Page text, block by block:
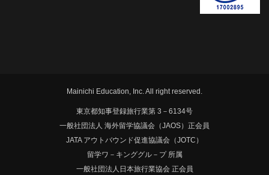
Mainichi Education, Inc. All right reserved.
東京都知事登録旅行業第 3－6134号
一般社団法人 海外留学協議会（JAOS）正会員
JATA アウトバウンド促進協議会（JOTC）
留学ワ－キンググル－プ 所属
一般社団法人日本旅行業協会 正会員